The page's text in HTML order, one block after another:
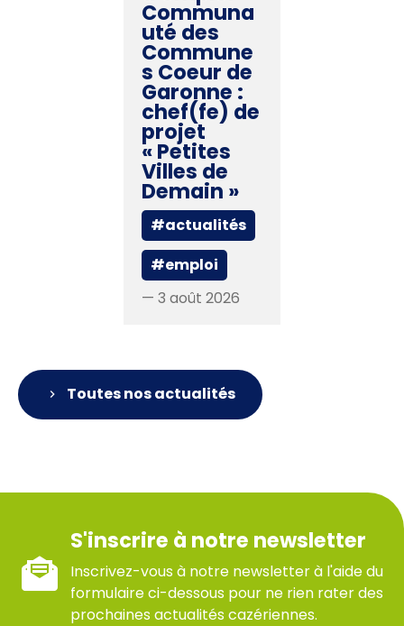
Communa
uté des
Commune
s Coeur de
Garonne :
chef(fe) de
projet
« Petites
Villes de
Demain »
#actualités
#emploi
— 3 août 2026
Toutes nos actualités
S'inscrire à notre newsletter
Inscrivez-vous à notre newsletter à l'aide du
formulaire ci-dessous pour ne rien rater des
prochaines actualités cazériennes.